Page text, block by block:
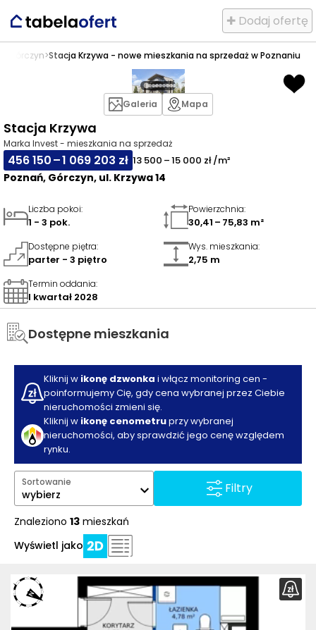
✚ Dodaj ofertę
Górczyn>Stacja Krzywa - nowe mieszkania na sprzedaż w Poznaniu
Stacja Krzywa
Marka Invest - mieszkania na sprzedaż
456 150 – 1 069 203 zł 13 500 – 15 000 zł /m²
Poznań, Górczyn, ul. Krzywa 14
Galeria Mapa
Liczba pokoi:
1 - 3 pok.
Powierzchnia:
30,41 – 75,83 m²
Dostępne piętra:
parter - 3 piętro
Wys. mieszkania:
2,75 m
Termin oddania:
I kwartał 2028
Dostępne mieszkania
Kliknij w ikonę dzwonka i włącz monitoring cen -
poinformujemy Cię, gdy cena wybranej przez Ciebie
nieruchomości zmieni się.
Kliknij w ikonę cenometruprzy wybranej
nieruchomości, aby sprawdzić jego cenę względem
rynku.
Filtry
Sortowanie
wybierz
Znaleziono 13 mieszkań
Wyświetl jako